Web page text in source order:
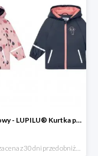
Hit cenowy - LUPILU® Kurtka przeciwdeszczowa dziewczęca, 1 sztuka